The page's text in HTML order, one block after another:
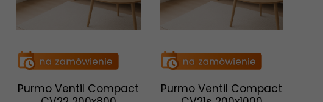
Purmo Ventil Compact
Purmo Ventil Compact